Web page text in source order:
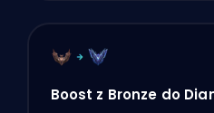
Boost z Bronze do